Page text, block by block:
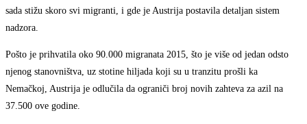
sada stižu skoro svi migranti, i gde je Austrija postavila detaljan sistem
nadzora.
Pošto je prihvatila oko 90.000 migranata 2015, što je više od jedan odsto
njenog stanovništva, uz stotine hiljada koji su u tranzitu prošli ka
Nemačkoj, Austrija je odlučila da ograniči broj novih zahteva za azil na
37.500 ove godine.